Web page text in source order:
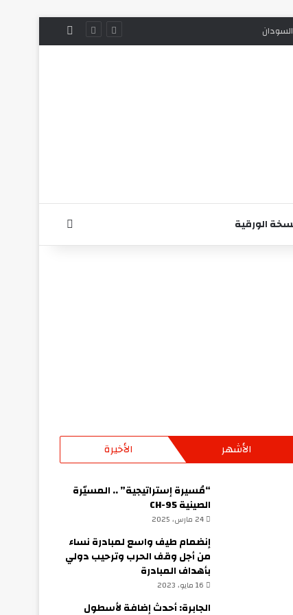
الورقية
الأشهر الأخيرة
“مُسيرة إستراتيجية” .. المسيّرة
الصينية CH-95
24 مارس، 2025
إنضمام طيف واسع لمبادرة نساء
من أجل وقف الحرب وترحيب دولي
بأهداف المبادرة
16 مايو، 2023
الجابرة: أحدث إضافة لأسطول